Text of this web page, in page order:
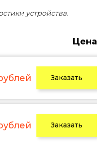
устройства.
Цена
Заказать
Заказать